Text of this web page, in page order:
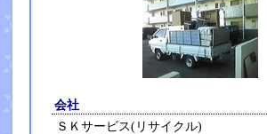
会社
ＳＫサービス(リサイクル)